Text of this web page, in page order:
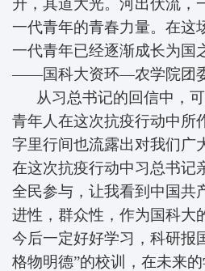
升，其道大光。河出伏流，
一代青年的青春力量。在这
一代青年已经逐渐成长为国
——国科大资环—农学院团
从习总书记的回信中，可
青年人在这次抗疫行动中所
字里行间也流露出对我们广
在这次抗疫行动中习总书记
全民参与，让我看到中国共
进性，群众性，作为国科大
今后一定好好学习，科研报
格物明德”的校训，在未来